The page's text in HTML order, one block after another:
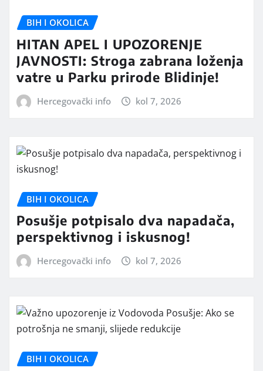
BIH I OKOLICA
HITAN APEL I UPOZORENJE
JAVNOSTI: Stroga zabrana loženja
vatre u Parku prirode Blidinje!
Hercegovački info kol 7, 2026
BIH I OKOLICA
Posušje potpisalo dva napadača,
perspektivnog i iskusnog!
Hercegovački info kol 7, 2026
BIH I OKOLICA